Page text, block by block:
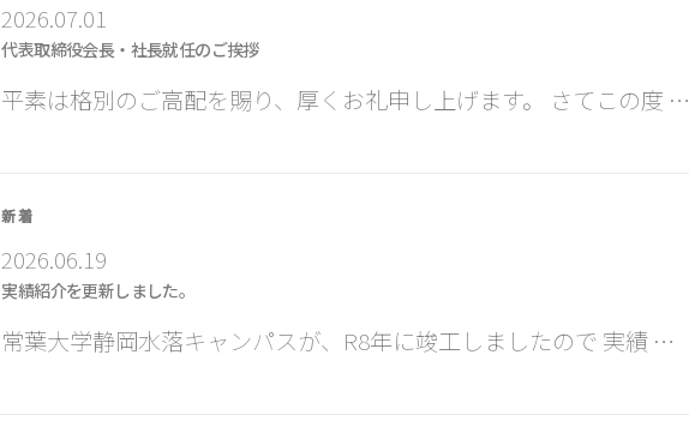
2026.07.01
代表取締役会長・社長就任のご挨拶
平素は格別のご高配を賜り、厚くお礼申し上げます。 さてこの度 …
新着
2026.06.19
実績紹介を更新しました。
常葉大学静岡水落キャンパスが、R8年に竣工しましたので 実績 …